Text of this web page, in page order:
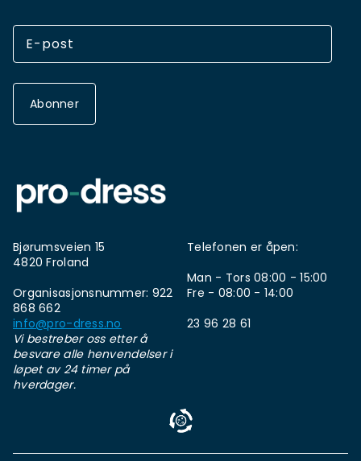
Abonner
Bjørumsveien 15
4820 Froland
Organisasjonsnummer: 922
868 662
info@pro-dress.no
Vi bestreber oss etter å
besvare alle henvendelser i
løpet av 24 timer på
hverdager.
Telefonen er åpen:
Man - Tors 08:00 - 15:00
Fre - 08:00 - 14:00
23 96 28 61